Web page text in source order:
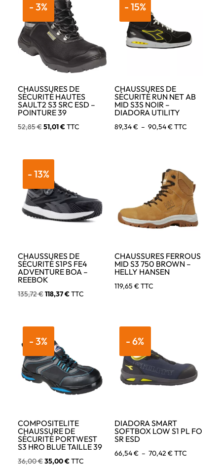
- 3%
CHAUSSURES DE
SÉCURITÉ HAUTES
SAULT2 S3 SRC ESD –
POINTURE 39
52,85€Le
52,85 €.
51,01€Le
TTC
- 15%
CHAUSSURES DE
SÉCURITÉ RUN NET AB
MID S3S NOIR –
DIADORA UTILITY
89,34€ – 90,54€Plage
à
90,54 €
TTC
- 13%
CHAUSSURES DE
SÉCURITÉ S1PS FE4
ADVENTURE BOA –
REEBOK
135,72€Le
135,72 €.
118,37€Le
TTC
CHAUSSURES FERROUS
MID S3 750 BROWN –
HELLY HANSEN
119,65 €TTC
- 3%
COMPOSITELITE
CHAUSSURE DE
SÉCURITÉ PORTWEST
S3 HRO BLUE TAILLE 39
36,00€Le
35,00€Le
TTC
- 6%
DIADORA SMART
SOFTBOX LOW S1 PL FO
SR ESD
66,54€ – 70,42 €Plage
TTC